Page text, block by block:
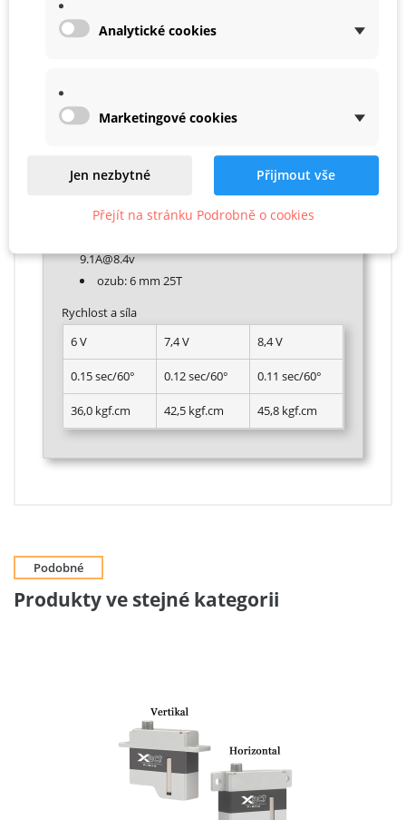
Specifikace:
rozměry: 40 mm × 20 mm × 33,5 mm
motor: brushless
max. frekvence: 333 Hz
9.1A@8.4v
ozub: 6 mm 25T
Rychlost a síla
6 V
7,4 V 8,4 V
0.15 sec/60° 0.12 sec/60° 0.11 sec/60°
36,0 kgf.cm 42,5 kgf.cm 45,8 kgf.cm
Podobné
Produkty ve stejné kategorii
Analytické cookies
Marketingové cookies
Jen nezbytné Přijmout vše
Přejít na stránku Podrobně o cookies